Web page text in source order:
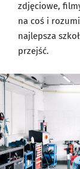
zdjęciowe,
na coś i
najlepsza
przejść.